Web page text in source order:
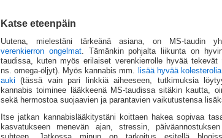
Katse eteenpäin
Uutena, mielestäni tärkeänä asiana, on MS-taudin
verenkierron ongelmat. Tämänkin pohjalta liikunta on
taudissa, kuten myös erilaiset verenkierrolle hyvää tekevät
ns. omega-öljyt). Myös kannabis mm.
lisää hyvää kolesterolia
auki (tässä vain pari linkkiä aiheeseen, tutkimuksia
kannabis toiminee lääkkeenä MS-taudissa sitäkin kautta,
sekä hermostoa suojaavien ja parantavien vaikutustensa
Itse jatkan kannabislääkitystäni koittaen hakea sopivaa
kasvatukseen menevän ajan, stressin,